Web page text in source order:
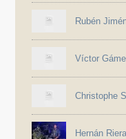
Rubén
Víctor
Christophe
Hernán Riera